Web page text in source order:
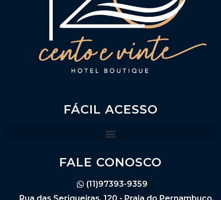
FÁCIL ACESSO
FALE CONOSCO
(11)97393-9359